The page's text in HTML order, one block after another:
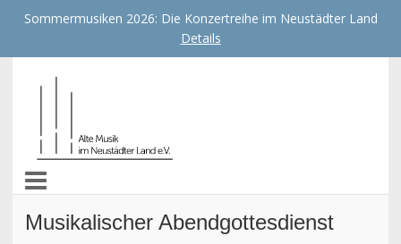
Sommermusiken 2026: Die Konzertreihe im Neustädter Land
Details
Alte Musik im Neustädter
Land e.V.
Musikalischer Abendgottesdienst